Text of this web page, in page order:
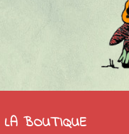
LA BOUTIQUE